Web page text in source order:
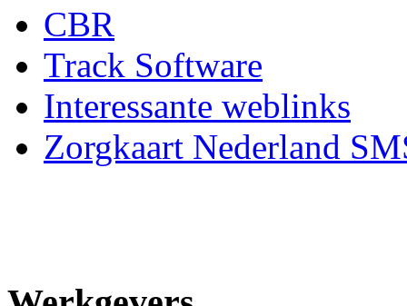
CBR
Track Software
Interessante weblinks
Zorgkaart Nederland